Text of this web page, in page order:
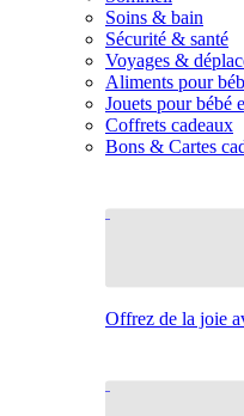
Soins & bain
Sécurité & santé
Voyages &
Aliments pour
Jouets pour bébé
Coffrets cadeaux
Bons & Cartes
Offrez de la joie